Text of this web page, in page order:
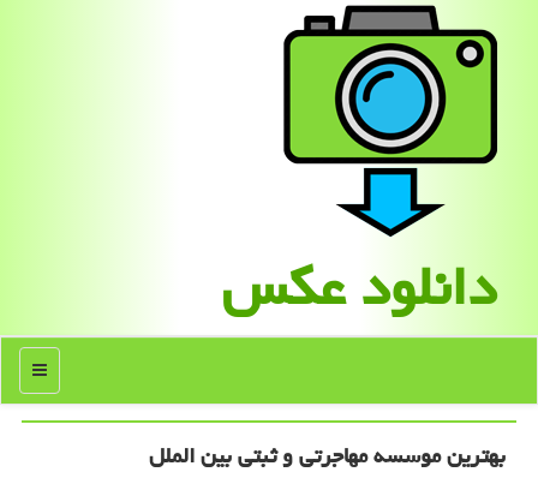
دانلود عكس
منو
بهترین موسسه مهاجرتی و ثبتی بین الملل